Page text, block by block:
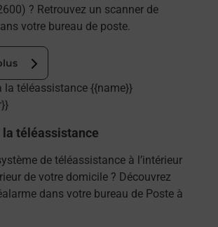
? Retrouvez un scanner de
votre bureau de poste.
la téléassistance
de téléassistance à l’intérieur
de votre domicile ? Découvrez
dans votre bureau de Poste à